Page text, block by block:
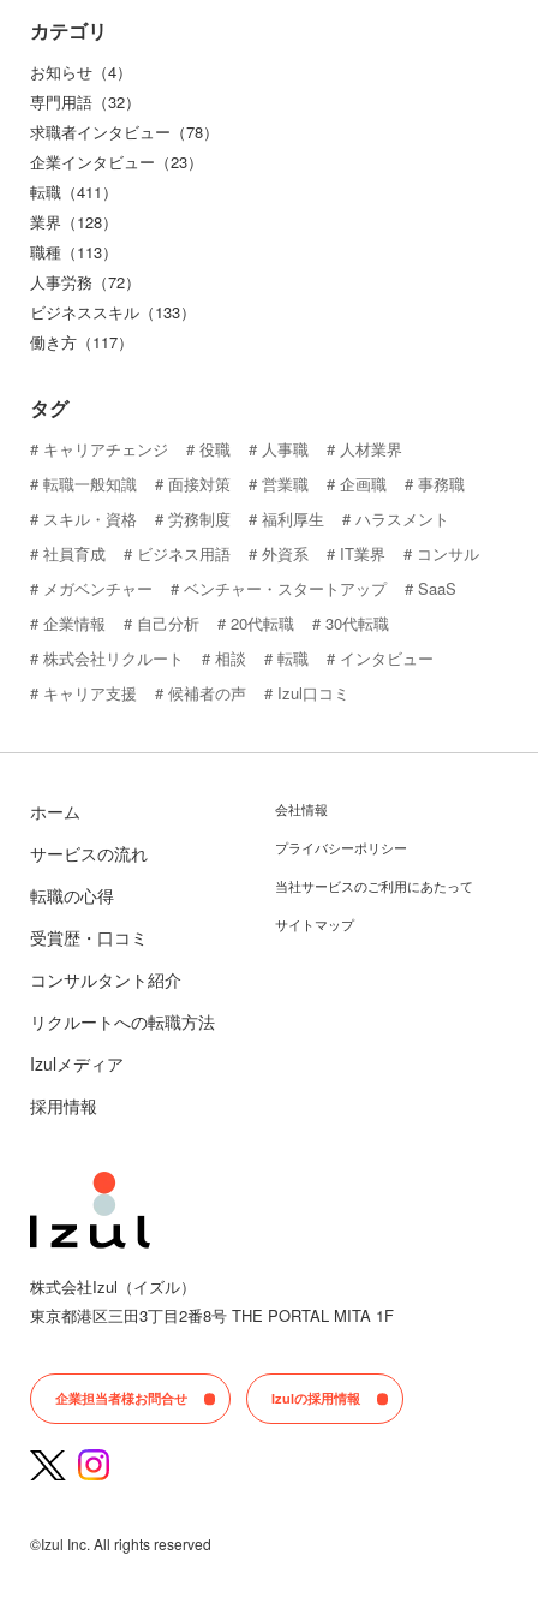
カテゴリ
お知らせ（4）
専門用語（32）
求職者インタビュー（78）
企業インタビュー（23）
転職（411）
業界（128）
職種（113）
人事労務（72）
ビジネススキル（133）
働き方（117）
タグ
キャリアチェンジ 役職 人事職
人材業界
転職一般知識
面接対策 営業職 企画職
事務職
スキル・資格
労務制度 福利厚生
ハラスメント
社員育成
ビジネス用語 外資系 IT業界
コンサル
メガベンチャー
ベンチャー・スタートアップ
SaaS
企業情報
自己分析 20代転職
30代転職
株式会社リクルート
相談 転職
インタビュー
キャリア支援
候補者の声 Izul口コミ
株式会社Izul（イズル）
東京都港区三田3丁目2番8号 THE PORTAL MITA 1F
企業担当者様お問合せ Izulの採用情報
©Izul Inc. All rights reserved
ホーム
サービスの流れ
転職の心得
受賞歴・口コミ
コンサルタント紹介
リクルートへの転職方法
Izulメディア
採用情報
会社情報
プライバシーポリシー
当社サービスのご利用にあたって
サイトマップ